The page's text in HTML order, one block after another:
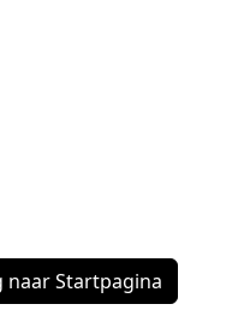
naar Startpagina